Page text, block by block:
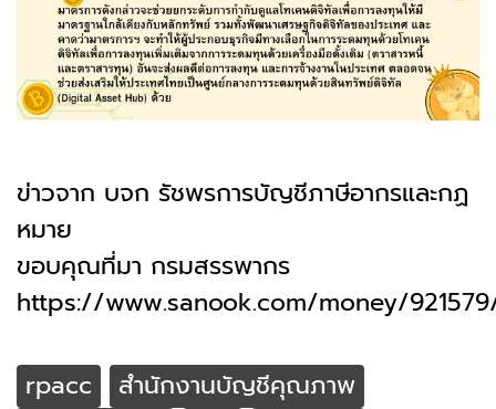
ข่าวจาก บจก รัชพรการบัญชีภาษีอากรและกฏ
หมาย
ขอบคุณที่มา กรมสรรพากร
https://www.sanook.com/money/
rpacc
สำนักงานบัญชีคุณภาพ